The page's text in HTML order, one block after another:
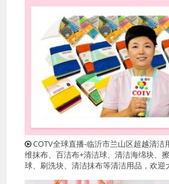
COTV全球直播-临沂市兰山区超越清洁
维抹布、百洁布+清洁球、清洁海绵块、
球、刷洗块、清洁抺布等清洁用品，欢迎